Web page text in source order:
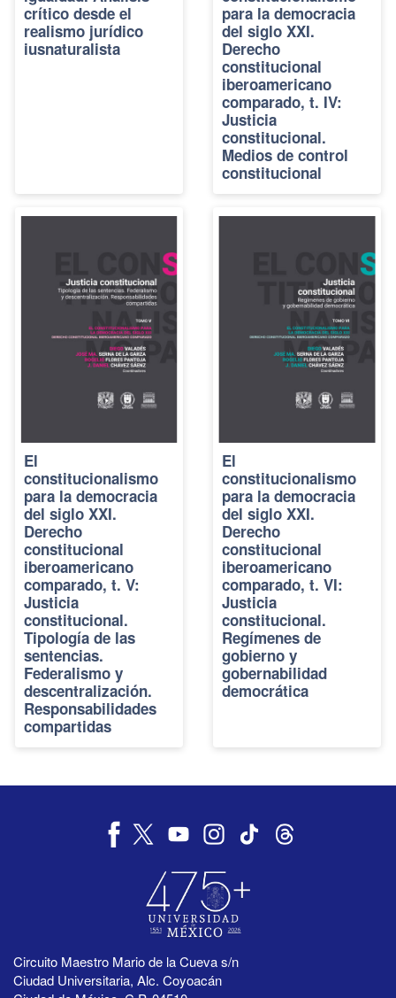
crítico desde el
realismo jurídico
iusnaturalista
para la democracia
del siglo XXI.
Derecho
constitucional
iberoamericano
comparado, t. IV:
Justicia
constitucional.
Medios de control
constitucional
El
constitucionalismo
para la democracia
del siglo XXI.
Derecho
constitucional
iberoamericano
comparado, t. V:
Justicia
constitucional.
Tipología de las
sentencias.
Federalismo y
descentralización.
Responsabilidades
compartidas
El
constitucionalismo
para la democracia
del siglo XXI.
Derecho
constitucional
iberoamericano
comparado, t. VI:
Justicia
constitucional.
Regímenes de
gobierno y
gobernabilidad
democrática
Circuito Maestro Mario de la Cueva s/n
Ciudad Universitaria, Alc. Coyoacán